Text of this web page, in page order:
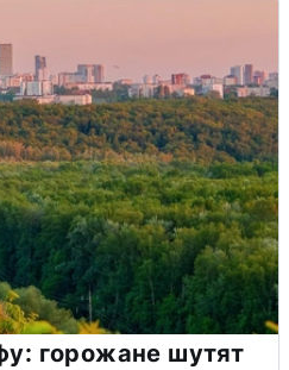
горожане шутят